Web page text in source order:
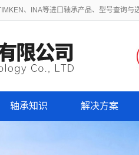
、INA等进口轴承产品、型号查询与
轴承知识 解决方案